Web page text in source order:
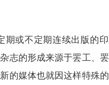
期或不定期连续出版的
志的形成来源于罢工、
的媒体也就因这样特殊